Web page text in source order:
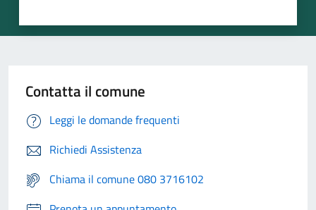
Contatta il comune
Leggi le domande frequenti
Richiedi Assistenza
Chiama il comune 080 3716102